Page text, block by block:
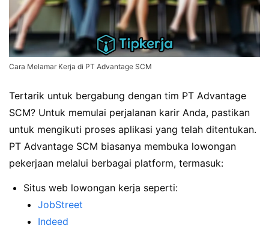
Cara Melamar Kerja di PT Advantage SCM
Tertarik untuk bergabung dengan tim PT Advantage
SCM? Untuk memulai perjalanan karir Anda, pastikan
untuk mengikuti proses aplikasi yang telah ditentukan.
PT Advantage SCM biasanya membuka lowongan
pekerjaan melalui berbagai platform, termasuk:
Situs web lowongan kerja seperti:
JobStreet
Indeed